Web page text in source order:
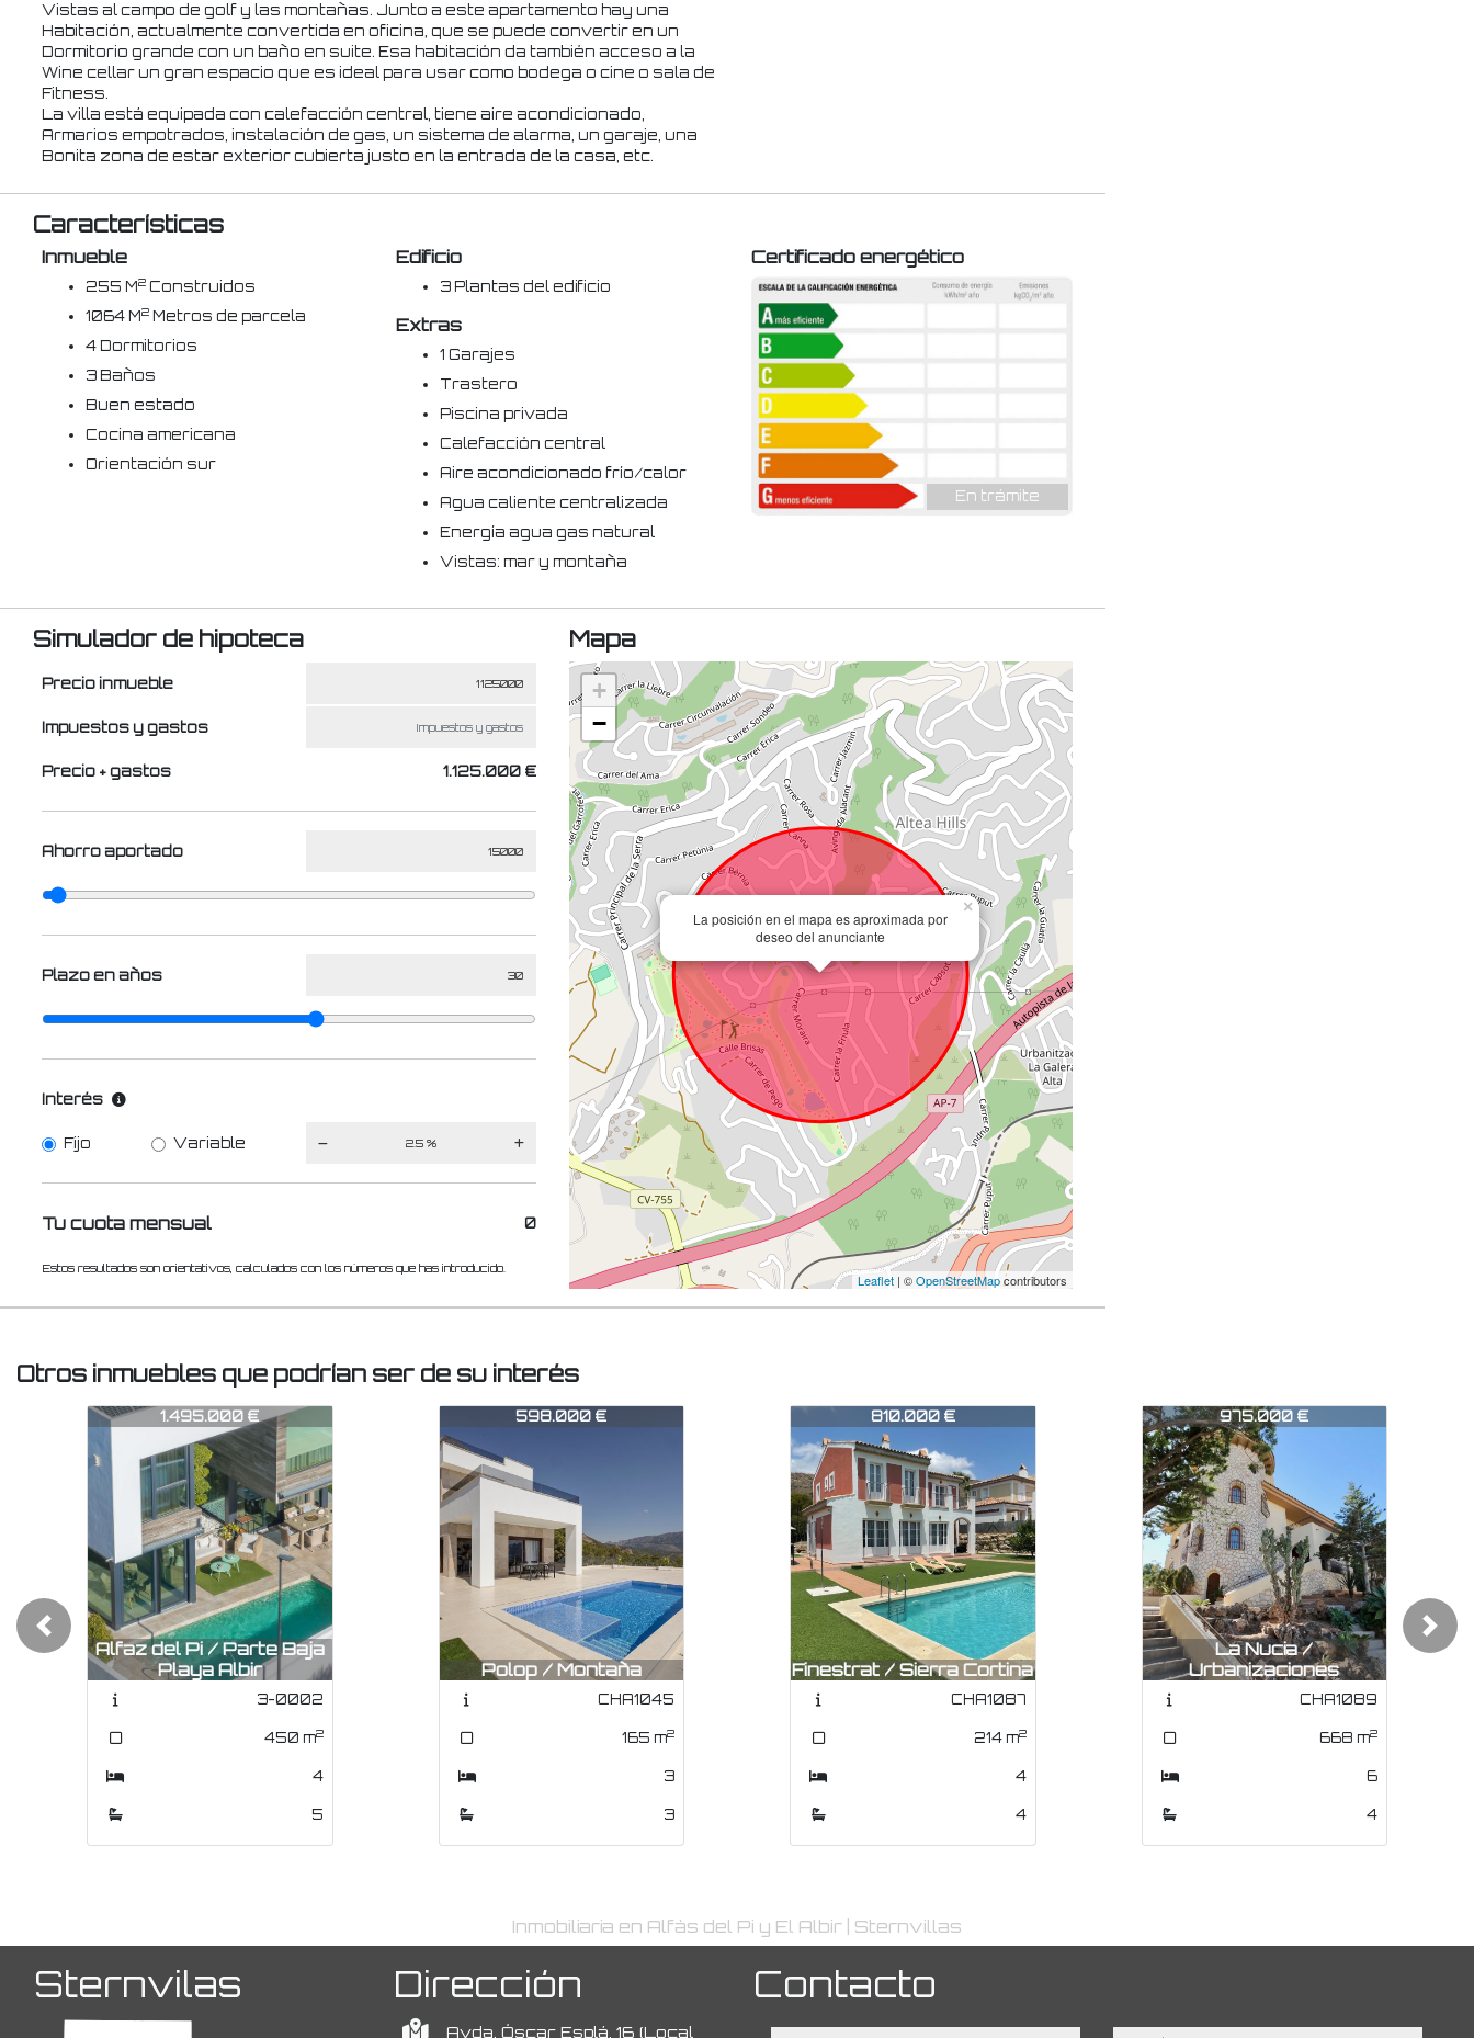
Vistas al campo de golf y las montañas. Junto a este apartamento hay una
Habitación, actualmente convertida en oficina, que se puede convertir en un
Dormitorio grande con un baño en suite. Esa habitación da también acceso a la
Wine cellar un gran espacio que es ideal para usar como bodega o cine o sala de
Fitness.
La villa está equipada con calefacción central, tiene aire acondicionado,
Armarios empotrados, instalación de gas, un sistema de alarma, un garaje, una
Bonita zona de estar exterior cubierta justo en la entrada de la casa, etc.
Características
Inmueble
255 M2 Construidos
1064 M2 Metros de parcela
4 Dormitorios
3 Baños
Buen estado
Cocina americana
Orientación sur
Edificio
3 Plantas del edificio
Extras
1 Garajes
Trastero
Piscina privada
Calefacción central
Aire acondicionado frío/calor
Agua caliente centralizada
Energía agua gas natural
Vistas: mar y montaña
Certificado energético
En trámite
Simulador de hipoteca
Precio inmueble
Impuestos y gastos
Precio + gastos 1.125.000 €
Ahorro aportado
Plazo en años
Interés
Fijo Variable
Tu cuota mensual 0
Estos resultados son orientativos, calculados con los números que has introducido.
Mapa
La posición en el mapa es aproximada por
deseo del anunciante
×
+
−
Leaflet | ©OpenStreetMapcontributors
Otros inmuebles que podrían ser de su interés
CHA0866
598.000 €
Polop / Montaña
CHA1045
165 m2
3
3
CHA0866
810.000 €
Finestrat / Sierra Cortina
CHA1087
214m2
4
4
CHA0866
975.000 €
La Nucia /
Urbanizaciones
CHA1089
668m2
6
4
CHA0866
1.550.000 €
Benidorm / Playa
Poniente
AP1037
220m2
3
2
Previous Next
Inmobiliaria en Alfàs del Pi y El Albir | Sternvillas
Sternvilas Dirección
Avda. Óscar Esplá, 16 (Local
Contacto